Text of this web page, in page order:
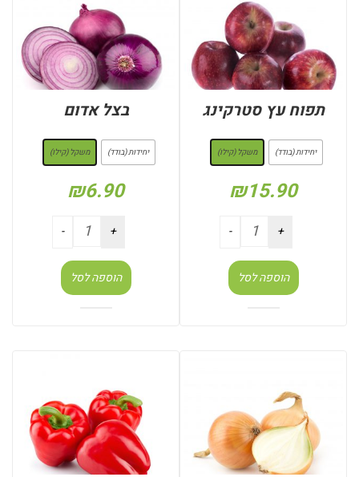
תפוח עץ סטרקינג
יחידות (בודד) משקל (קילו)
₪15.90
הוספה לסל
בצל אדום
יחידות (בודד) משקל (קילו)
₪6.90
הוספה לסל